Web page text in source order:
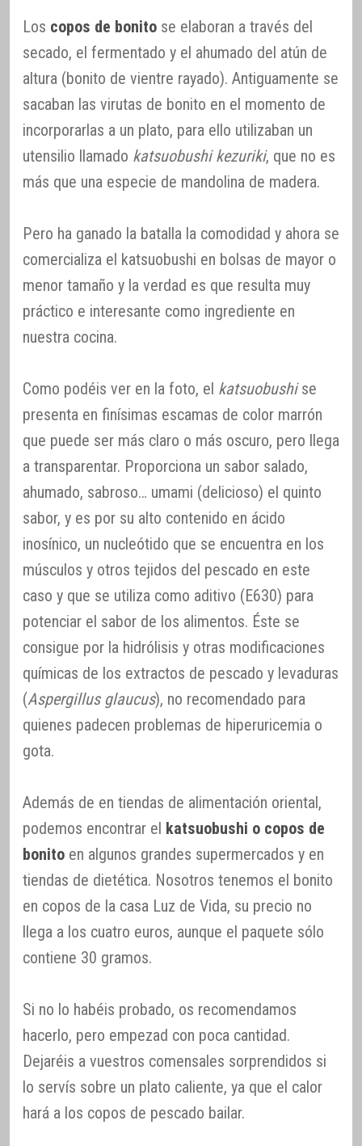
Los copos de bonito se elaboran a través del
secado, el fermentado y el ahumado del atún de
altura (bonito de vientre rayado). Antiguamente se
sacaban las virutas de bonito en el momento de
incorporarlas a un plato, para ello utilizaban un
utensilio llamado katsuobushi kezuriki, que no es
más que una especie de mandolina de madera.
Pero ha ganado la batalla la comodidad y ahora se
comercializa el katsuobushi en bolsas de mayor o
menor tamaño y la verdad es que resulta muy
práctico e interesante como ingrediente en
nuestra cocina.
Como podéis ver en la foto, el katsuobushise
presenta en finísimas escamas de color marrón
que puede ser más claro o más oscuro, pero llega
a transparentar. Proporciona un sabor salado,
ahumado, sabroso… umami (delicioso) el quinto
sabor, y es por su alto contenido en ácido
inosínico, un nucleótido que se encuentra en los
músculos y otros tejidos del pescado en este
caso y que se utiliza como aditivo (E630) para
potenciar el sabor de los alimentos. Éste se
consigue por la hidrólisis y otras modificaciones
químicas de los extractos de pescado y levaduras
(Aspergillus glaucus), no recomendado para
quienes padecen problemas de hiperuricemia o
gota.
Además de en tiendas de alimentación oriental,
podemos encontrar el katsuobushi o copos de
bonito en algunos grandes supermercados y en
tiendas de dietética. Nosotros tenemos el bonito
en copos de la casa Luz de Vida, su precio no
llega a los cuatro euros, aunque el paquete sólo
contiene 30 gramos.
Si no lo habéis probado, os recomendamos
hacerlo, pero empezad con poca cantidad.
Dejaréis a vuestros comensales sorprendidos si
lo servís sobre un plato caliente, ya que el calor
hará a los copos de pescado bailar.